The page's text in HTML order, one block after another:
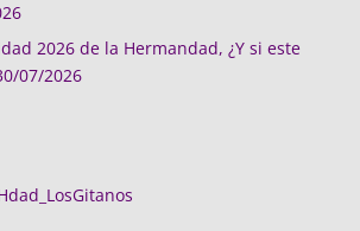
2026 de la Hermandad, ¿Y si este
07/2026